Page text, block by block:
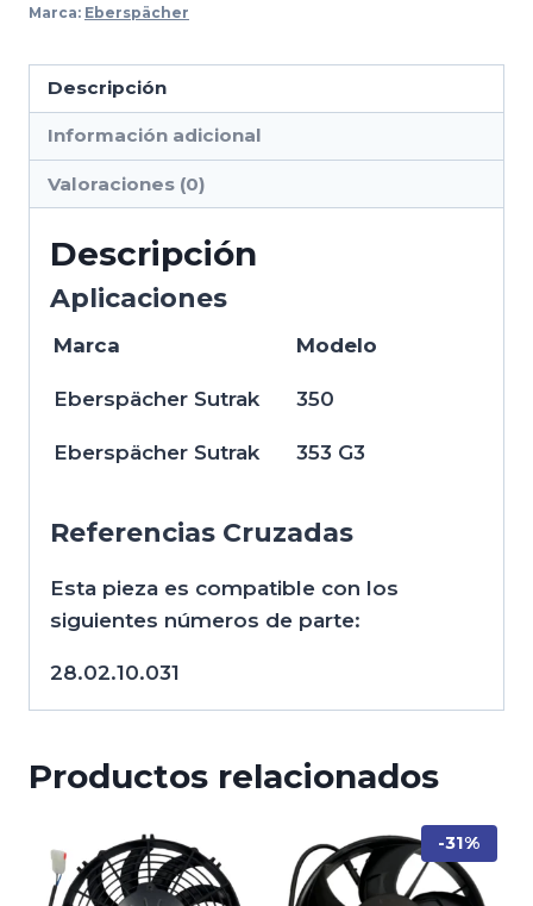
Marca: Eberspächer
Descripción
Información adicional
Valoraciones (0)
Descripción
Aplicaciones
Marca Modelo
Eberspächer Sutrak 350
Eberspächer Sutrak 353 G3
Referencias Cruzadas
Esta pieza es compatible con los
siguientes números de parte:
28.02.10.031
Productos relacionados
-31%